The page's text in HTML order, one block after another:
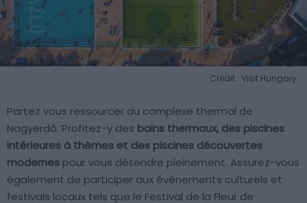
Crédit : Visit Hungary
Partez vous ressourcer au complexe thermal de
Nagyerdő. Profitez-y des bains thermaux, des piscines
intérieures à thèmes et des piscines découvertes
modernes pour vous détendre pleinement. Assurez-vous
également de participer aux événements culturels et
festivals locaux tels que le Festival de la Fleur de